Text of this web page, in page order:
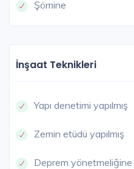
Şömine
İnşaat Teknikleri
Yapı denetimi yapılmış
Zemin etüdü yapılmış
Deprem yönetmeliğine